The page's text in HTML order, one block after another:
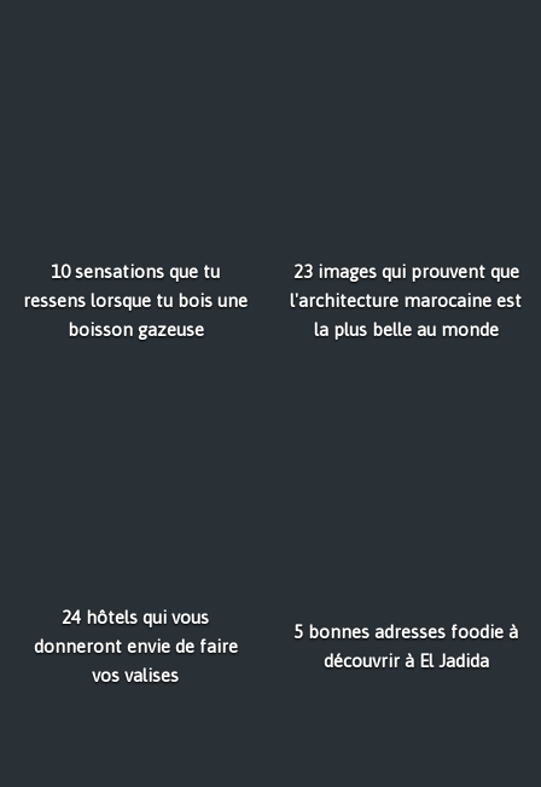
10 sensations que tu
ressens lorsque tu bois une
boisson gazeuse
23 images qui prouvent que
l'architecture marocaine est
la plus belle au monde
24 hôtels qui vous
donneront envie de faire
vos valises
5 bonnes adresses foodie à
découvrir à El Jadida